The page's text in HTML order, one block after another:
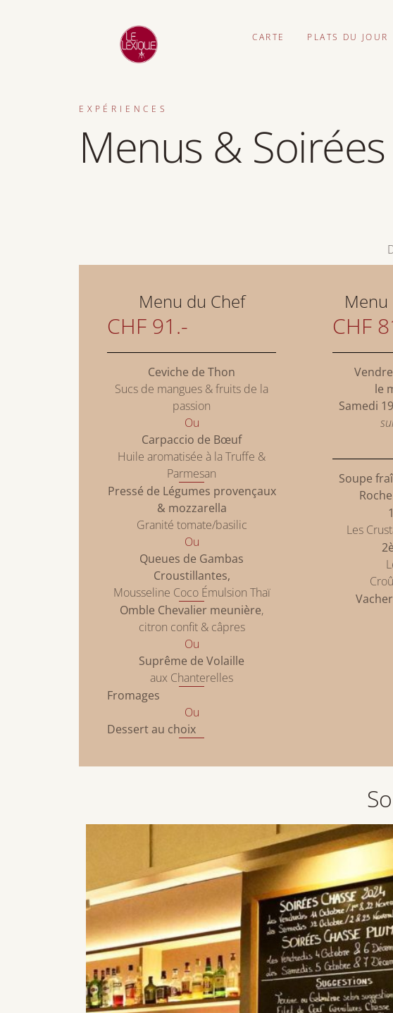
CARTE PLATS DU JOUR
EXPÉRIENCES
Menus & Soirées
Menu du Chef
CHF 91.-
Ceviche de Thon
Sucs de mangues & fruits de la
passion
Ou
Carpaccio de Bœuf
Huile aromatisée à la Truffe &
Parmesan
Pressé de Légumes provençaux
& mozzarella
Granité tomate/basilic
Ou
Queues de Gambas
Croustillantes,
Mousseline Coco Émulsion Thaï
Omble Chevalier meunière,
citron confit & câpres
Ou
Suprême de Volaille
aux Chanterelles
Fromages
Ou
Dessert au choix
Menu
CHF
le
Samedi
Soupe
Les